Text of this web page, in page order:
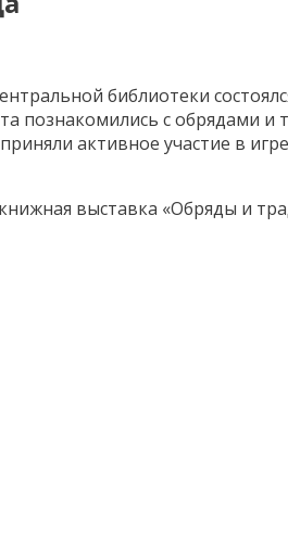
библиотеки
познакомились с обрядами и
активное участие в
выставка «Обряды и